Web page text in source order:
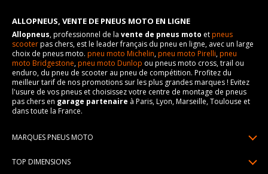
ALLOPNEUS, VENTE DE PNEUS MOTO EN LIGNE
Allopneus, professionnel de la vente de pneus moto etpneus
scooterpas chers, est le leader français du pneu en ligne, avec un large
choix de pneus moto. pneu moto Michelin,pneu moto Pirelli,pneu
moto Bridgestone,pneu moto Dunlop ou pneus moto cross, trail ou
enduro, du pneu de scooter au pneu de compétition. Profitez du
meilleur tarif de nos promotions sur les plus grandes marques ! Evitez
l'usure de vos pneus et choisissez votre centre de montage de pneus
pas chers en garage partenaire à Paris, Lyon, Marseille, Toulouse et
dans toute la France.
MARQUES PNEUS MOTO
TOP DIMENSIONS